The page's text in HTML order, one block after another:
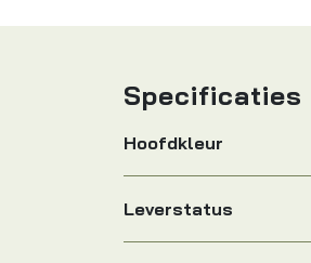
Specificaties
Hoofdkleur
Leverstatus